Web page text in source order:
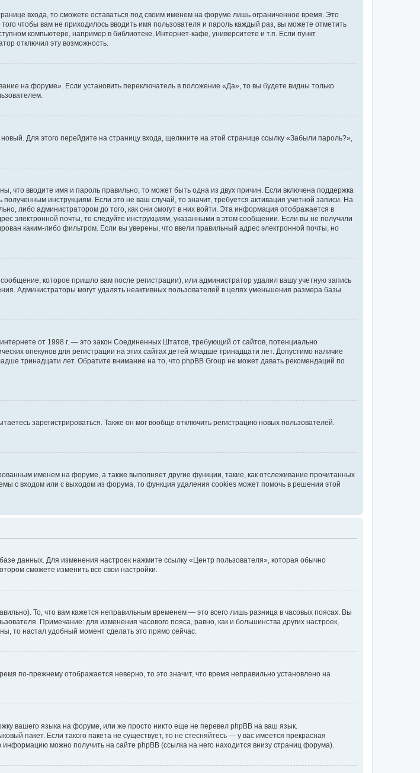
входа, то сможете оставаться под своим именем на форуме лишь ограниченное время. Это
чтобы вам не приходилось вводить имя пользователя и пароль каждый раз, вы можете отметить
компьютере, например в библиотеке, Интернет-кафе, университете и т.п. Если пункт
отключил эту возможность.
на форуме». Если установить переключатель в положение «Да», то вы будете видны только
Для этого перейдите на страницу входа, щелкните на этой странице ссылку «Забыли пароль?»,
что вводите имя и пароль правильно, то может быть одна из двух причин. Если включена поддержка
инструкциям. Если это не ваш случай, то значит, требуется активация учетной записи. На
либо администратором до того, как они смогут в них войти. Эта информация отображается в
электронной почты, то следуйте инструкциям, указанными в этом сообщении. Если вы не получили
каким-либо фильтром. Если вы уверены, что ввели правильный адрес электронной почты, но
которое пришло вам после регистрации), или администратор удалил вашу учетную запись
Администраторы могут удалять неактивных пользователей в целях уменьшения размера базы
от 1998 г. — это закон Соединенных Штатов, требующий от сайтов, потенциально
опекунов для регистрации на этих сайтах детей младше тринадцати лет. Допустимо наличие
тринадцати лет. Обратите внимание на то, что phpBB Group не может давать рекомендаций по
зарегистрироваться. Также он мог вообще отключить регистрацию новых пользователей.
именем на форуме, а также выполняет другие функции, такие, как отслеживание прочитанных
с входом или с выходом из форума, то функция удаления cookies может помочь в решении этой
данных. Для изменения настроек нажмите ссылку «Центр пользователя», которая обычно
сможете изменить все свои настройки.
То, что вам кажется неправильным временем — это всего лишь разница в часовых поясах. Вы
Примечание: для изменения часового пояса, равно, как и большинства других настроек,
то настал удобный момент сделать это прямо сейчас.
по-прежнему отображается неверно, то это значит, что время неправильно установлено на
вашего языка на форуме, или же просто никто еще не перевел phpBB на ваш язык.
пакет. Если такого пакета не существует, то не стесняйтесь — у вас имеется прекрасная
можно получить на сайте phpBB (ссылка на него находится внизу страниц форума).